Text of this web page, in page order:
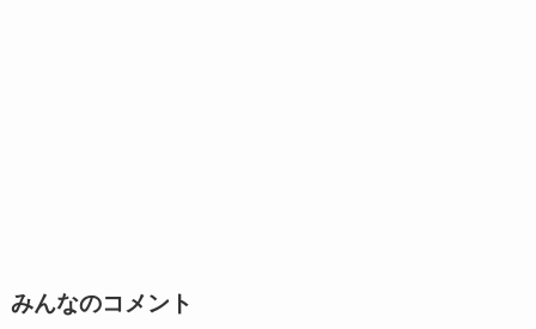
みんなのコメント